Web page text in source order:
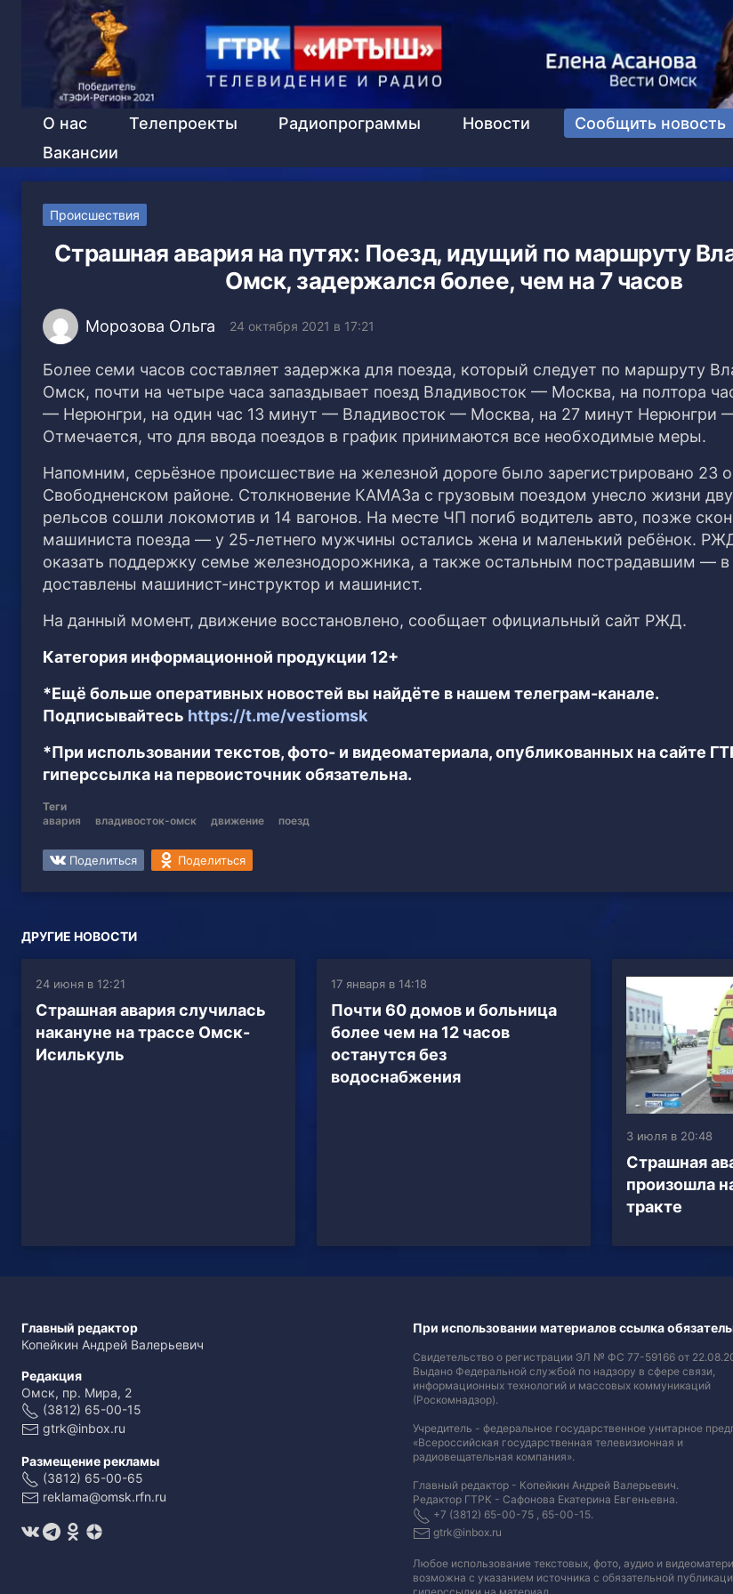
О нас Телепроекты Радиопрограммы Новости Сообщить новость
Вакансии
Происшествия
Страшная авария на путях: Поезд, идущий по маршруту
Омск, задержался более, чем на 7 часов
Морозова Ольга 24 октября 2021 в 17:21
Более семи часов составляет задержка для поезда, который следует по маршруту
Омск, почти на четыре часа запаздывает поезд Владивосток — Москва, на полтора
— Нерюнгри, на один час 13 минут — Владивосток — Москва, на 27 минут Нерюнгри
Отмечается, что для ввода поездов в график принимаются все необходимые меры.
Напомним, серьёзное происшествие на железной дороге было зарегистрировано 23
Свободненском районе. Столкновение КАМАЗа с грузовым поездом унесло жизни
рельсов сошли локомотив и 14 вагонов. На месте ЧП погиб водитель авто, позже
машиниста поезда — у 25-летнего мужчины остались жена и маленький ребёнок.
оказать поддержку семье железнодорожника, а также остальным пострадавшим —
доставлены машинист-инструктор и машинист.
На данный момент, движение восстановлено, сообщает официальный сайт РЖД.
Категория информационной продукции 12+
*Ещё больше оперативных новостей вы найдёте в нашем телеграм-канале.
Подписывайтесь https://t.me/vestiomsk
*При использовании текстов, фото- и видеоматериала, опубликованных на сайте
гиперссылка на первоисточник обязательна.
Теги
авария
владивосток-омск движение поезд
Поделиться Поделиться
ДРУГИЕ НОВОСТИ
24 июня в 12:21
Страшная авария случилась
накануне на трассе Омск-
Исилькуль
17 января в 14:18
Почти 60 домов и больница
более чем на 12 часов
останутся без
водоснабжения
3 июля в 20:48
Страшная
произошла
тракте
Главный редактор
Копейкин Андрей Валерьевич
Редакция
Омск, пр. Мира, 2
(3812) 65-00-15
gtrk@inbox.ru
Размещение рекламы
(3812) 65-00-65
reklama@omsk.rfn.ru
При использовании материалов ссылка
Свидетельство о регистрации ЭЛ № ФС 77-59166 от
Выдано Федеральной службой по надзору в сфере связи,
информационных технологий и массовых коммуникаций
(Роскомнадзор).
Учредитель - федеральное государственное унитарное
«Всероссийская государственная телевизионная и
радиовещательная компания».
Главный редактор - Копейкин Андрей Валерьевич.
Редактор ГТРК - Сафонова Екатерина Евгеньевна.
+7 (3812) 65-00-75 , 65-00-15.
gtrk@inbox.ru
Любое использование текстовых, фото, аудио и
возможна с указанием источника с обязательной